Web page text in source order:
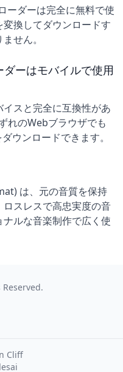
ーダーは完全に無料で使
換してダウンロードす
せん。
ーはモバイルで使用
スと完全に互換性があ
れのWebブラウザでも
ウンロードできます。
は、元の音質を保持
スレスで高忠実度の音
ルな音楽制作で広く使
Cliff